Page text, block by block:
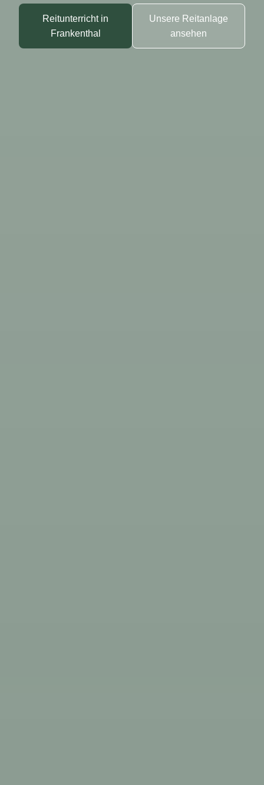
Reitunterricht in
Frankenthal
Unsere Reitanlage
ansehen